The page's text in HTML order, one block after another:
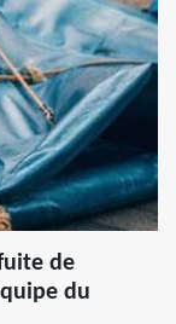
de
du